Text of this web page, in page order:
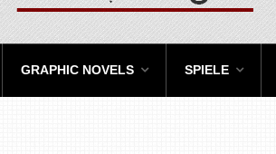
GRAPHIC NOVELS SPIELE